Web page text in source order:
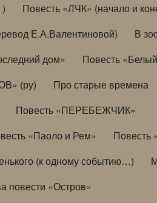
Повесть «ЛЧК» (начало и
Е.А.Валентиновой) В
дом»
Повесть
(ру)
Про старые времена
Повесть «ПЕРЕБЕЖЧИК»
«Паоло и Рем»
(к одному событию…)
повести «Остров»